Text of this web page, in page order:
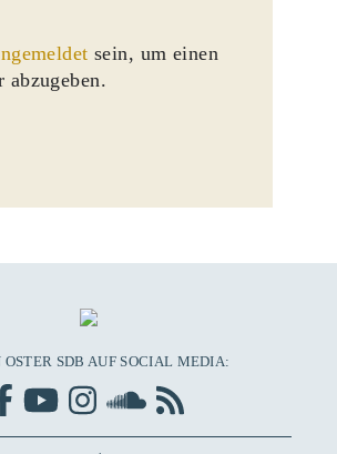
sein, um einen
abzugeben.
OSTER SDB AUF SOCIAL MEDIA: